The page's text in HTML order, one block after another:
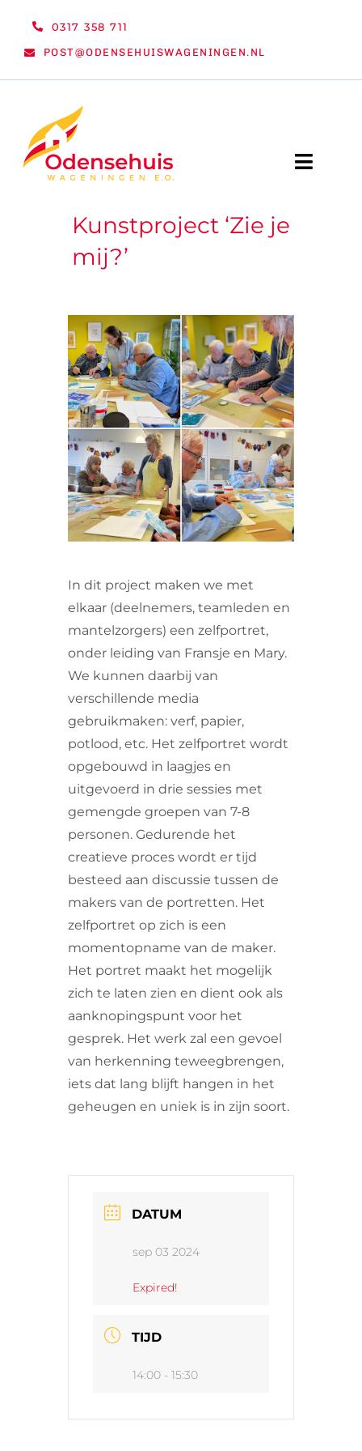
0317 358 711
POST@ODENSEHUISWAGENINGEN.NL
Toggle
WELKOM
ORGANISATIE
VRIJWILLIGERS & STAGIAIRES
CONTACT
Kunstproject ‘Zie je
mij?’
In dit project maken we met
elkaar (deelnemers, teamleden en
mantelzorgers) een zelfportret,
onder leiding van Fransje en Mary.
We kunnen daarbij van
verschillende media
gebruikmaken: verf, papier,
potlood, etc. Het zelfportret wordt
opgebouwd in laagjes en
uitgevoerd in drie sessies met
gemengde groepen van 7-8
personen. Gedurende het
creatieve proces wordt er tijd
besteed aan discussie tussen de
makers van de portretten. Het
zelfportret op zich is een
momentopname van de maker.
Het portret maakt het mogelijk
zich te laten zien en dient ook als
aanknopingspunt voor het
gesprek. Het werk zal een gevoel
van herkenning teweegbrengen,
iets dat lang blijft hangen in het
geheugen en uniek is in zijn soort.
DATUM
sep 03 2024
Expired!
TIJD
14:00 - 15:30